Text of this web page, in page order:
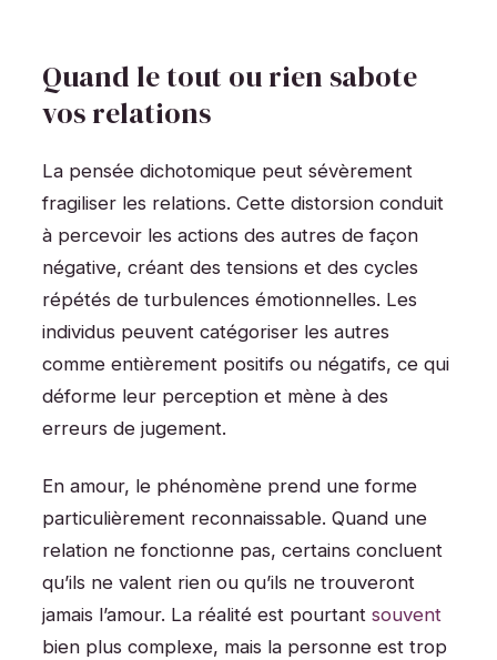
Quand le tout ou rien sabote
vos relations
La pensée dichotomique peut sévèrement
fragiliser les relations. Cette distorsion conduit
à percevoir les actions des autres de façon
négative, créant des tensions et des cycles
répétés de turbulences émotionnelles. Les
individus peuvent catégoriser les autres
comme entièrement positifs ou négatifs, ce qui
déforme leur perception et mène à des
erreurs de jugement.
En amour, le phénomène prend une forme
particulièrement reconnaissable. Quand une
relation ne fonctionne pas, certains concluent
qu’ils ne valent rien ou qu’ils ne trouveront
jamais l’amour. La réalité est pourtant souvent
bien plus complexe, mais la personne est trop